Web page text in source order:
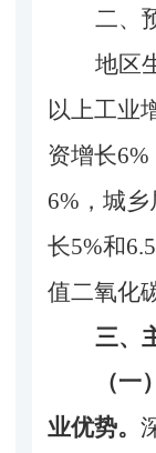
二、
地区
以上工业
资增长
6%，城
长5%和
值二氧化
三、
（
业优势。